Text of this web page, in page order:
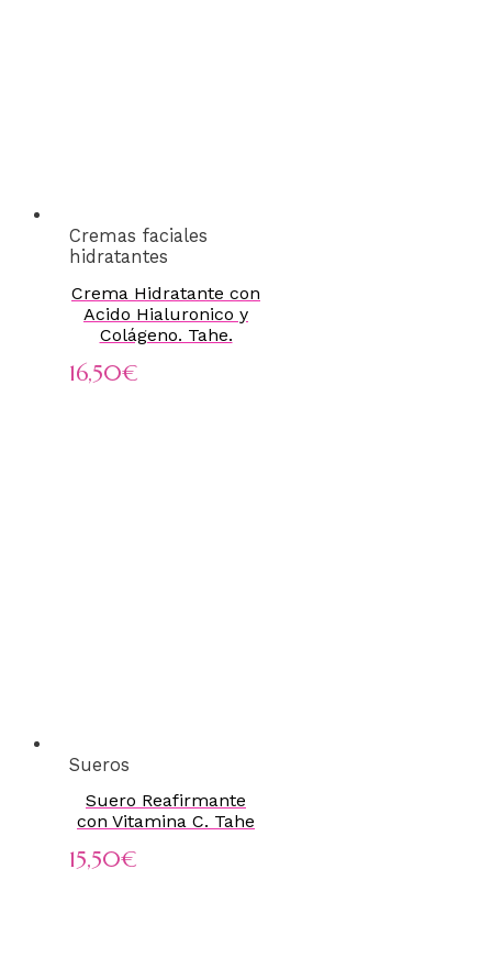
Cremas faciales
hidratantes
Crema Hidratante con
Acido Hialuronico y
Colágeno. Tahe.
16,50€
Sueros
Suero Reafirmante
con Vitamina C. Tahe
15,50€